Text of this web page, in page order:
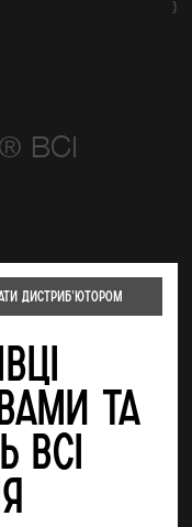
}
ВСІ
Дистрибʼютором
та
всі